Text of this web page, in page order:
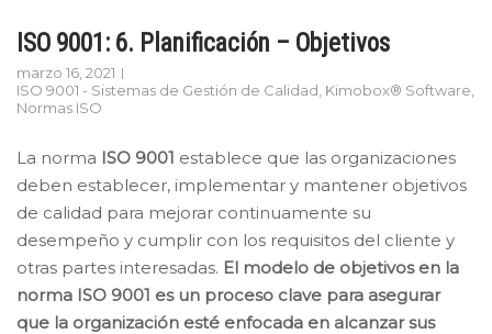
ISO 9001: 6. Planificación – Objetivos
marzo 16, 2021
ISO 9001 - Sistemas de Gestión de Calidad Kimobox® Software
Normas ISO
La norma ISO 9001 establece que las organizaciones
deben establecer, implementar y mantener objetivos
de calidad para mejorar continuamente su
desempeño y cumplir con los requisitos del cliente y
otras partes interesadas. El modelo de objetivos en la
norma ISO 9001 es un proceso clave para asegurar
que la organización esté enfocada en alcanzar sus